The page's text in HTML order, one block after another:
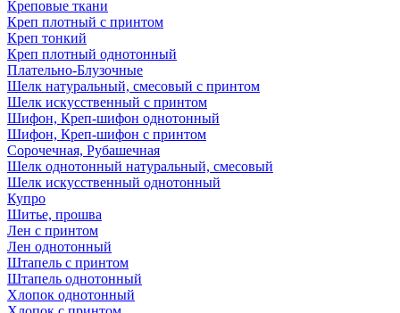
Креповые ткани
Креп плотный с принтом
Креп тонкий
Креп плотный однотонный
Плательно-Блузочные
Шелк натуральный, смесовый с принтом
Шелк искусственный с принтом
Шифон, Креп-шифон однотонный
Шифон, Креп-шифон с принтом
Сорочечная, Рубашечная
Шелк однотонный натуральный, смесовый
Шелк искусственный однотонный
Купро
Шитье, прошва
Лен с принтом
Лен однотонный
Штапель с принтом
Штапель однотонный
Хлопок однотонный